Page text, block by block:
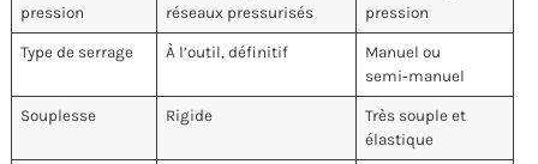
pression
réseaux pressurisés
pression
Type de serrage À l’outil, définitif
Manuel ou
semi‑manuel
Souplesse Rigide
Très souple et
élastique